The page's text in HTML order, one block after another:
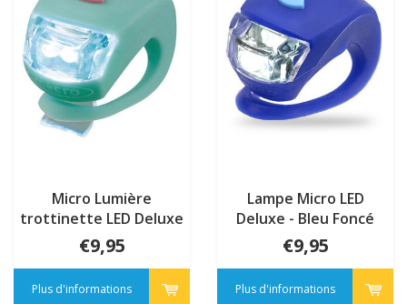
Micro Lumière
trottinette LED Deluxe
Menthe Flamant
€9,95
Plus d'informations
Lampe Micro LED
Deluxe - Bleu Foncé
€9,95
Plus d'informations